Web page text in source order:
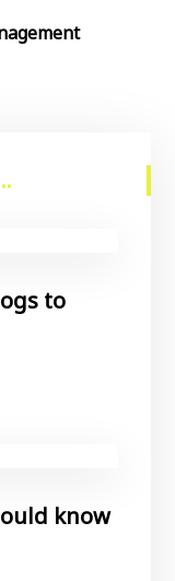
to
know